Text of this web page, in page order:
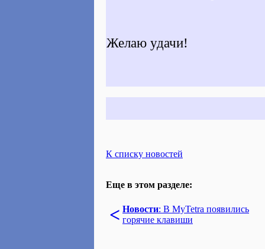
Желаю удачи!
К списку новостей
Еще в этом разделе:
< Новости: В MyTetra появились
горячие клавиши